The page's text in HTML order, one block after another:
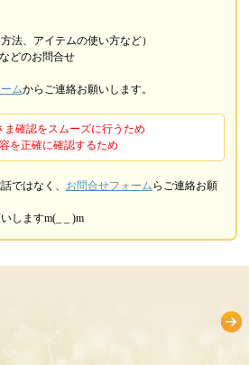
法、アイテムの使い方など）
どのお問合せ
ムからご連絡お願いします。
ま確認をスムーズに行うため
容を正確に確認するため
ではなく、 お問合せフォーム らご連絡お願
しますm(_ _ )m